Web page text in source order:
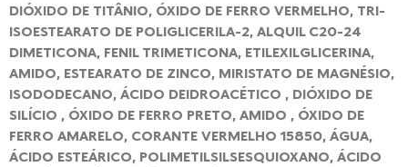
DIÓXIDO DE TITÂNIO, ÓXIDO DE FERRO VERMELHO, TRI-
ISOESTEARATO DE POLIGLICERILA-2, ALQUIL C20-24
DIMETICONA, FENIL TRIMETICONA, ETILEXILGLICERINA,
AMIDO, ESTEARATO DE ZINCO, MIRISTATO DE MAGNÉSIO,
ISODODECANO, ÁCIDO DEIDROACÉTICO , DIÓXIDO DE
SILÍCIO , ÓXIDO DE FERRO PRETO, AMIDO , ÓXIDO DE
FERRO AMARELO, CORANTE VERMELHO 15850, ÁGUA,
ÁCIDO ESTEÁRICO, POLIMETILSILSESQUIOXANO, ÁCIDO